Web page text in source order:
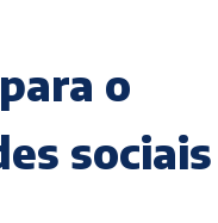
o
sociais